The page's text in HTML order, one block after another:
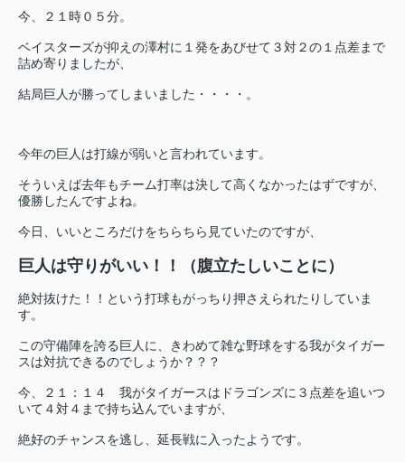
今、２１時０５分。
ベイスターズが抑えの澤村に１発をあびせて３対２の１点差まで
詰め寄りましたが、
結局巨人が勝ってしまいました・・・・。
今年の巨人は打線が弱いと言われています。
そういえば去年もチーム打率は決して高くなかったはずですが、
優勝したんですよね。
今日、いいところだけをちらちら見ていたのですが、
巨人は守りがいい！！（腹立たしいことに）
絶対抜けた！！という打球もがっちり押さえられたりしていま
す。
この守備陣を誇る巨人に、きわめて雑な野球をする我がタイガー
スは対抗できるのでしょうか？？？
今、２１：１４ 我がタイガースはドラゴンズに３点差を追いつ
いて４対４まで持ち込んでいますが、
絶好のチャンスを逃し、延長戦に入ったようです。